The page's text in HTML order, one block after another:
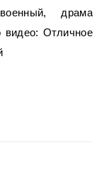
драма
видео: Отличное